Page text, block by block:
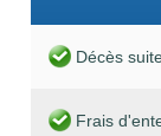
Décès
Frais